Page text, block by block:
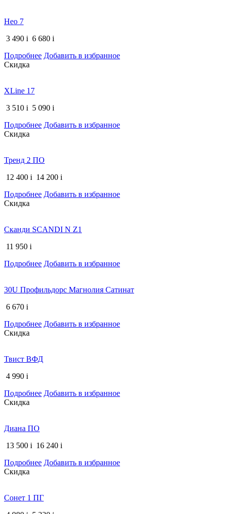
Нео 7
3 490 i 6 680 i
Подробнее Добавить в избранное
Скидка
XLine 17
3 510 i 5 090 i
Подробнее Добавить в избранное
Скидка
Тренд 2 ПО
12 400 i 14 200 i
Подробнее Добавить в избранное
Скидка
Сканди SCANDI N Z1
11 950 i
Подробнее Добавить в избранное
30U Профильдорс Магнолия Сатинат
6 670 i
Подробнее Добавить в избранное
Скидка
Твист ВФД
4 990 i
Подробнее Добавить в избранное
Скидка
Диана ПО
13 500 i 16 240 i
Подробнее Добавить в избранное
Скидка
Сонет 1 ПГ